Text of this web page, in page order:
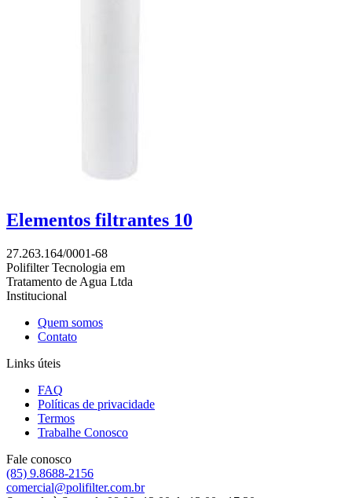
Elementos filtrantes 10
27.263.164/0001-68
Polifilter Tecnologia em
Tratamento de Agua Ltda
Institucional
Quem somos
Contato
Links úteis
FAQ
Políticas de privacidade
Termos
Trabalhe Conosco
Fale conosco
(85) 9.8688-2156
comercial@polifilter.com.br